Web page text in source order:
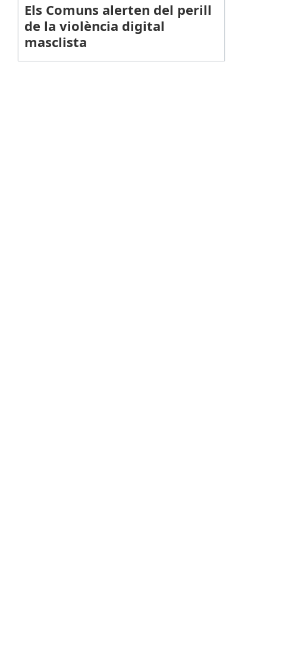
Els Comuns alerten del perill
de la violència digital
masclista